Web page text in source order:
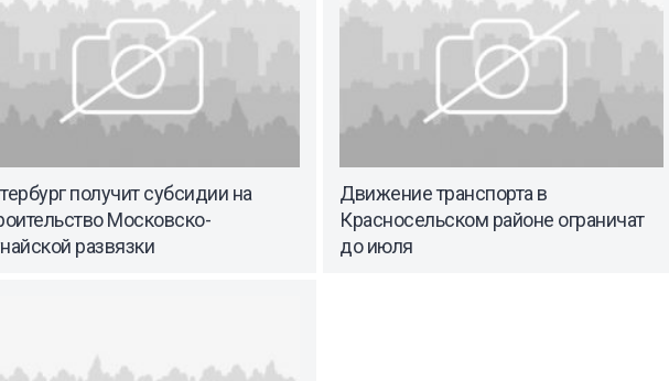
получит субсидии на
Московско-
развязки
Движение транспорта в
Красносельском районе ограничат
до июля